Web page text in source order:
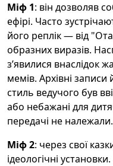
Міф 1: він дозволяв
ефірі. Часто
його реплік — від
образних виразів.
з’явилися внаслідок
мемів. Архівні
стиль ведучого був
або небажані для
передачі не належали.
Міф 2: через свої
ідеологічні